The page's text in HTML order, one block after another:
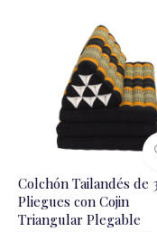
Colchón Tailandés de 3
Pliegues con Cojin
Triangular Plegable